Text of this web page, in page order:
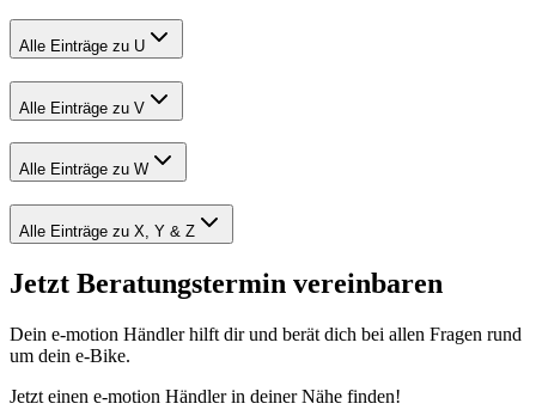
Alle Einträge zu U
Alle Einträge zu V
Alle Einträge zu W
Alle Einträge zu X, Y & Z
Jetzt Beratungstermin vereinbaren
Dein e-motion Händler hilft dir und berät dich bei allen Fragen rund
um dein e-Bike.
Jetzt einen e-motion Händler in deiner Nähe finden!